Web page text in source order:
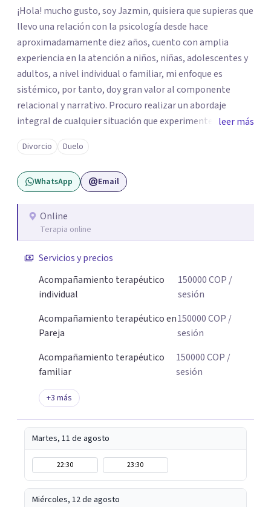
¡Hola! mucho gusto, soy Jazmin, quisiera que supieras que
llevo una relación con la psicología desde hace
aproximadamamente diez años, cuento con amplia
experiencia en la atención a niños, niñas, adolescentes y
adultos, a nivel individual o familiar, mi enfoque es
sistémico, por tanto, doy gran valor al componente
relacional y narrativo. Procuro realizar un abordaje
integral de cualquier situación que experimenten mis
consultantes y así lograr una comprensión que favorezca
procesos de aprendizaje significativo y potencializar así
la movilización de recursos en pro de la solución y el
bienestar.
leer más
Divorcio Duelo
WhatsApp Email
Online
Terapia online
Servicios y precios
Acompañamiento terapéutico
individual
150000COP /
sesión
Acompañamiento terapéutico en
Pareja
150000COP /
sesión
Acompañamiento terapéutico
familiar
150000COP /
sesión
+3 más
Martes, 11 de agosto
22:30 23:30
Miércoles, 12 de agosto